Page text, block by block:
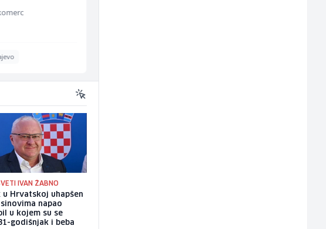
IVAN ŽABNO
u Hrvatskoj uhapšen
sinovima napao
u kojem su se
godišnjak i beba